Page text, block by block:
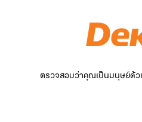
ตรวจสอบว่าคุณเป็นมนุษย์ด้ว